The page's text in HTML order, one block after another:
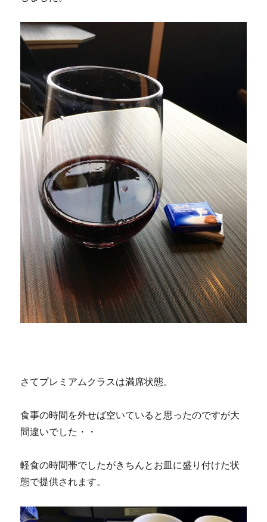
さてプレミアムクラスは満席状態。
食事の時間を外せば空いていると思ったのですが大
間違いでした・・
軽食の時間帯でしたがきちんとお皿に盛り付けた状
態で提供されます。